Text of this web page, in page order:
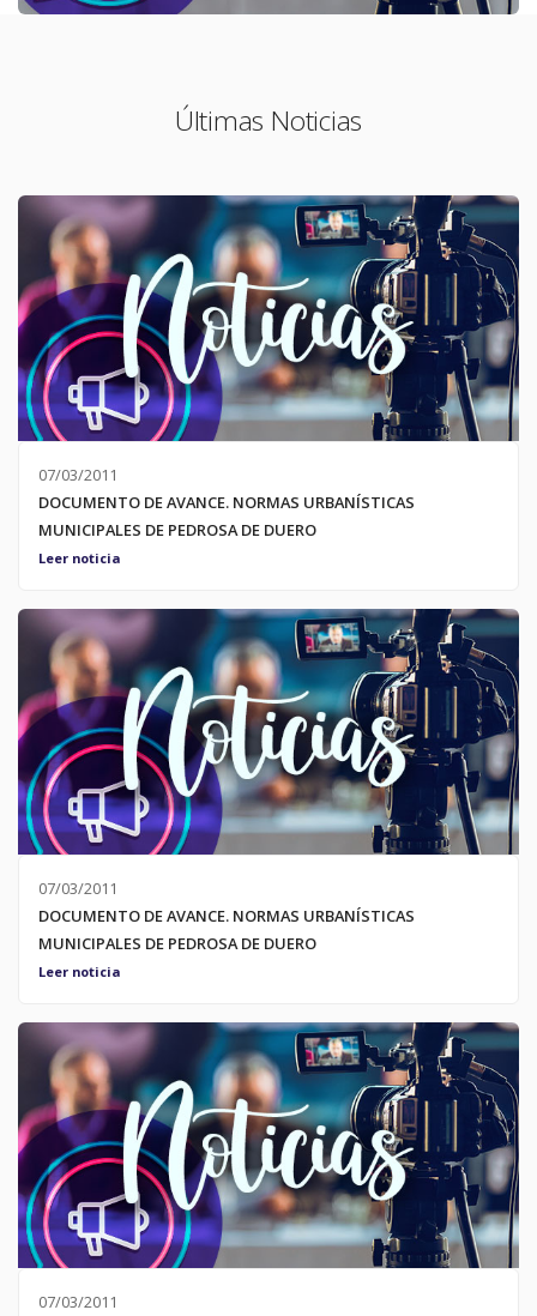
PI-5.5b Viario Público Pavimentado Boada
PI-5.5c Alumbrado Público Guzmán
PI-5.5e Viario Público Pavimentado Valcavado
PI-5.6c Viario Público Pavimentado Guzmán
Últimas Noticias
07/03/2011
DOCUMENTO DE AVANCE. NORMAS URBANÍSTICAS
MUNICIPALES DE PEDROSA DE DUERO
7 de Marzo de 2011 Planos de Ordenación:; Planos de
Leer noticia
07/03/2011
DOCUMENTO DE AVANCE. NORMAS URBANÍSTICAS
MUNICIPALES DE PEDROSA DE DUERO
Leer noticia
07/03/2011